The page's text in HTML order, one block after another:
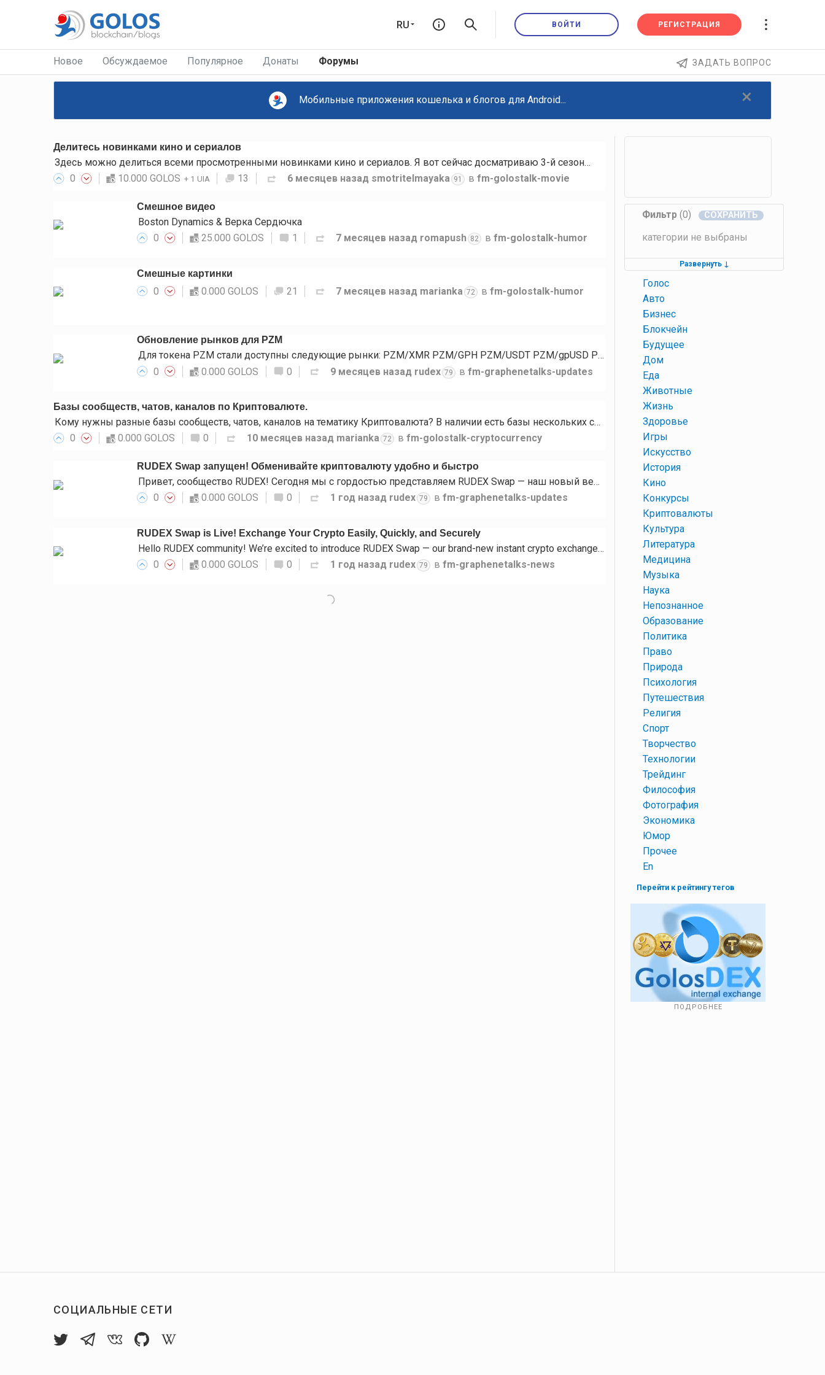
RU ВОЙТИ РЕГИСТРАЦИЯ
ЗАДАТЬ ВОПРОС
Новое Обсуждаемое Популярное Донаты Форумы
×
Мобильные приложения кошелька и блогов для Android...
Делитесь новинками кино и сериалов
Здесь можно делиться всеми просмотренными новинками кино и сериалов. Я вот сейчас досматриваю 3-й сезон…
0
10.000 GOLOS + 1 UIA 13 6 месяцев назад smotritelmayaka 91 в fm-golostalk-movie
Смешное видео
Boston Dynamics & Верка Сердючка
0
25.000 GOLOS 1 7 месяцев назад romapush 82 в fm-golostalk-humor
Смешные картинки
0 0.000 GOLOS 21 7 месяцев назад marianka 72 в fm-golostalk-humor
Обновление рынков для PZM
Для токена PZM стали доступны следующие рынки: PZM/XMR PZM/GPH PZM/USDT PZM/gpUSD PZM/gpEUR…
0
0.000 GOLOS 0 9 месяцев назад rudex 79 в fm-graphenetalks-updates
Базы сообществ, чатов, каналов по Криптовалюте.
Кому нужны разные базы сообществ, чатов, каналов на тематику Криптовалюта? В наличии есть базы нескольких социальных…
0
0.000 GOLOS 0 10 месяцев назад marianka 72 в fm-golostalk-cryptocurrency
RUDEX Swap запущен! Обменивайте криптовалюту удобно и быстро
Привет, сообщество RUDEX! Сегодня мы с гордостью представляем RUDEX Swap — наш новый веб-интерфейс мгновенного…
0
0.000 GOLOS 0 1 год назад rudex 79 в fm-graphenetalks-updates
RUDEX Swap is Live! Exchange Your Crypto Easily, Quickly, and Securely
Hello RUDEX community! We’re excited to introduce RUDEX Swap — our brand-new instant crypto exchange interface…
0
0.000 GOLOS 0 1 год назад rudex 79 в fm-graphenetalks-news
Фильтр (0)
категории не выбраны
Развернуть↓
Голос
Авто
Бизнес
Блокчейн
Будущее
Дом
Еда
Животные
Жизнь
Здоровье
Игры
Искусство
История
Кино
Конкурсы
Криптовалюты
Культура
Литература
Медицина
Музыка
Наука
Непознанное
Образование
Политика
Право
Природа
Психология
Путешествия
Религия
Спорт
Творчество
Технологии
Трейдинг
Философия
Фотография
Экономика
Юмор
Прочее
En
Перейти к рейтингу тегов
ПОДРОБНЕЕ
СОЦИАЛЬНЫЕ СЕТИ